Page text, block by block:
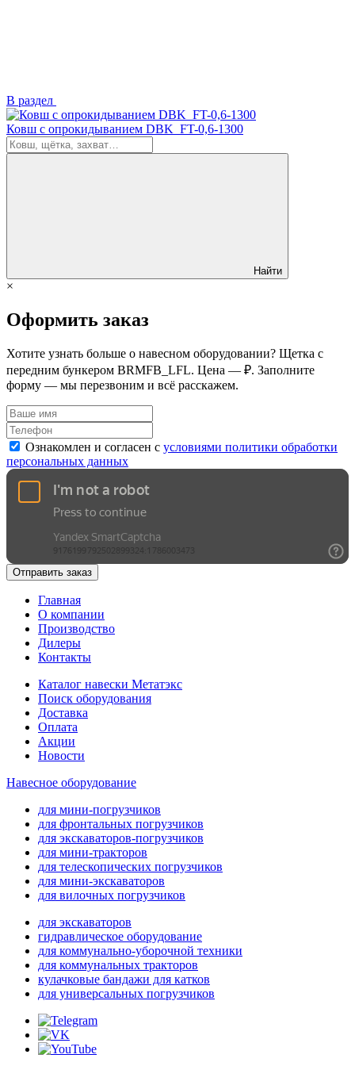
В раздел
Ковш с опрокидыванием DBK_FT-0,6-1300
Найти
×
Оформить заказ
Хотите узнать больше о навесном оборудовании? Щетка с
передним бункером BRMFB_LFL. Цена — ₽. Заполните
форму — мы перезвоним и всё расскажем.
Ознакомлен и согласен с условиями политики обработки
персональных данных
Отправить заказ
Главная
О компании
Производство
Дилеры
Контакты
Каталог навески Метатэкс
Поиск оборудования
Доставка
Оплата
Акции
Новости
Навесное оборудование
для мини-погрузчиков
для фронтальных погрузчиков
для экскаваторов-погрузчиков
для мини-тракторов
для телескопических погрузчиков
для мини-экскаваторов
для вилочных погрузчиков
для экскаваторов
гидравлическое оборудование
для коммунально-уборочной техники
для коммунальных тракторов
кулачковые бандажи для катков
для универсальных погрузчиков